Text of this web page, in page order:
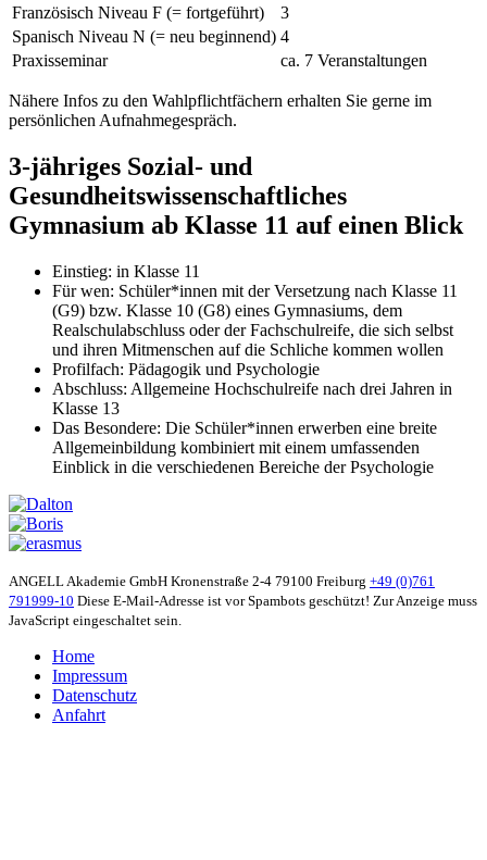
Französisch Niveau F (= fortgeführt)
3
Spanisch Niveau N (= neu beginnend) 4
Praxisseminar
ca. 7 Veranstaltungen
Nähere Infos zu den Wahlpflichtfächern erhalten Sie gerne im
persönlichen Aufnahmegespräch.
3-jähriges Sozial- und
Gesundheitswissenschaftliches
Gymnasium ab Klasse 11 auf einen Blick
Einstieg: in Klasse 11
Für wen: Schüler*innen mit der Versetzung nach Klasse 11
(G9) bzw. Klasse 10 (G8) eines Gymnasiums, dem
Realschulabschluss oder der Fachschulreife, die sich selbst
und ihren Mitmenschen auf die Schliche kommen wollen
Profilfach: Pädagogik und Psychologie
Abschluss: Allgemeine Hochschulreife nach drei Jahren in
Klasse 13
Das Besondere: Die Schüler*innen erwerben eine breite
Allgemeinbildung kombiniert mit einem umfassenden
Einblick in die verschiedenen Bereiche der Psychologie
ANGELL Akademie GmbH Kronenstraße 2-4 79100 Freiburg +49 (0)761
791999-10 Diese E-Mail-Adresse ist vor Spambots geschützt! Zur Anzeige muss
JavaScript eingeschaltet sein.
Home
Impressum
Datenschutz
Anfahrt